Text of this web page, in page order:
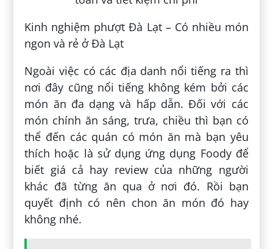
Kinh nghiệm phượt Đà Lạt – Có nhiều món
ngon và rẻ ở Đà Lạt
Ngoài việc có các địa danh nổi tiếng ra thì
nơi đây cũng nổi tiếng không kém bởi các
món ăn đa dạng và hấp dẫn. Đối với các
món chính ăn sáng, trưa, chiều thì bạn có
thể đến các quán có món ăn mà bạn yêu
thích hoặc là sử dụng ứng dụng Foody để
biết giá cả hay review của những người
khác đã từng ăn qua ở nơi đó. Rồi bạn
quyết định có nên chon ăn món đó hay
không nhé.